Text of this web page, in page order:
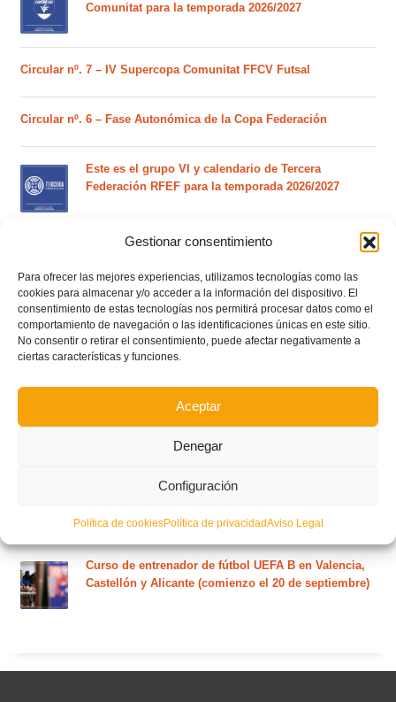
Gestionar consentimiento
Para ofrecer las mejores experiencias, utilizamos tecnologías como las
cookies para almacenar y/o acceder a la información del dispositivo. El
consentimiento de estas tecnologías nos permitirá procesar datos como el
comportamiento de navegación o las identificaciones únicas en este sitio.
No consentir o retirar el consentimiento, puede afectar negativamente a
ciertas características y funciones.
Aceptar
Denegar
Configuración
Política de cookiesPolítica de privacidadAviso Legal
Comunitat para la temporada 2026/2027
Circular nº. 7 – IV Supercopa Comunitat FFCV Futsal
Circular nº. 6 – Fase Autonómica de la Copa Federación
Este es el grupo VI y calendario de Tercera
Federación RFEF para la temporada 2026/2027
Este es el grupo de la Lliga Autonòmica Juvenil de
El calendario del grupo VI de Tercera Federación
RFEF para la temporada 2026/27 se sorteará el
martes 4 de agosto
Nuevo curso de Entrenador de fútbol Licencia UEFA
C que comenzará en noviembre 2026 (agotadas las
plazas del curso de septiembre)
territoriales de fútbol sala 2026-2027
Curso de entrenador de fútbol UEFA B en Valencia,
Castellón y Alicante (comienzo el 20 de septiembre)